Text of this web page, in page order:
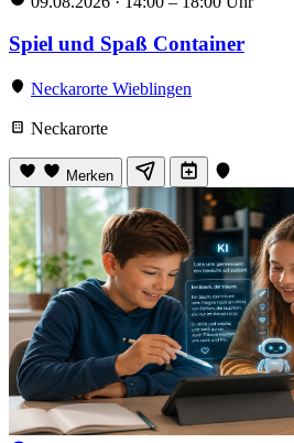
Spiel und Spaß Container
Neckarorte Wieblingen
Neckarorte
Merken